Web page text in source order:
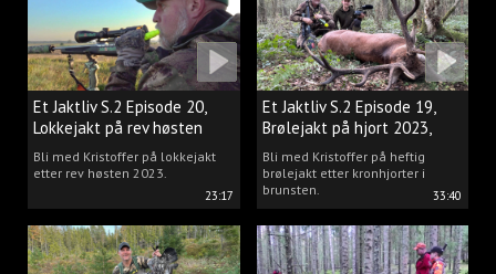
23:17
Et Jaktliv S.2 Episode 20,
Lokkejakt på rev høsten
2023.
Bli med Kristoffer på lokkejakt
etter rev høsten 2023.
33:40
Et Jaktliv S.2 Episode 19,
Brølejakt på hjort 2023,
del.1
Bli med Kristoffer på heftig
brølejakt etter kronhjorter i
brunsten.